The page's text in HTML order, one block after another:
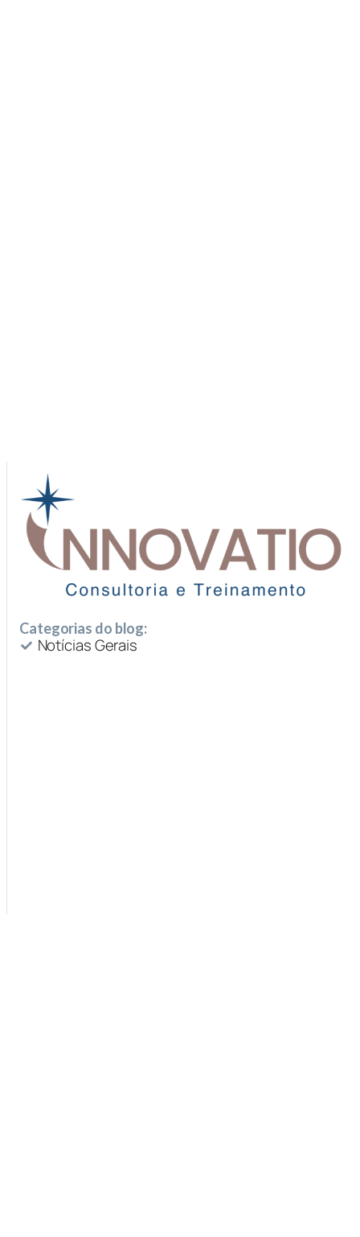
Categorias do blog:
Notícias Gerais